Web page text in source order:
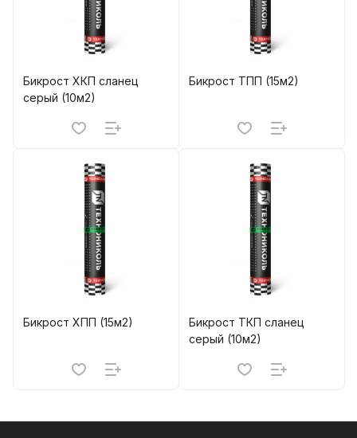
Бикрост ХКП сланец
серый (10м2)
Бикрост ТПП (15м2)
Бикрост ХПП (15м2)
Бикрост ТКП сланец
серый (10м2)